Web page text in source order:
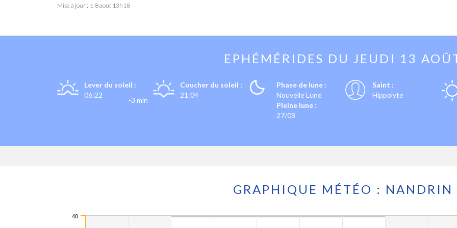
Mise à jour : le 8 août 13h18
EPHÉMÉRIDES DU JEUDI 13
Lever du soleil :
06:22
-3 min
Coucher du soleil :
21:04
Phase de lune :
Nouvelle Lune
Pleine lune :
27/08
Saint :
Hippolyte
GRAPHIQUE MÉTÉO : NANDRIN
40